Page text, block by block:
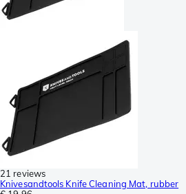
21 reviews
Knivesandtools Knife Cleaning Mat, rubber